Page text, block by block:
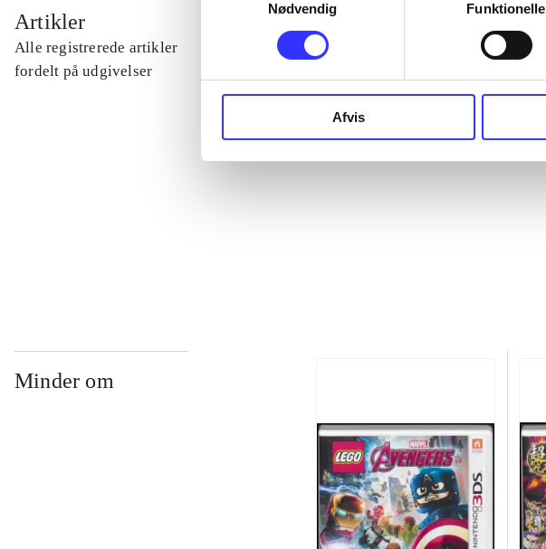
Nødvendig
Funktionelle
Afvis
Artikler
Alle registrerede artikler
fordelt på udgivelser
...
Minder om